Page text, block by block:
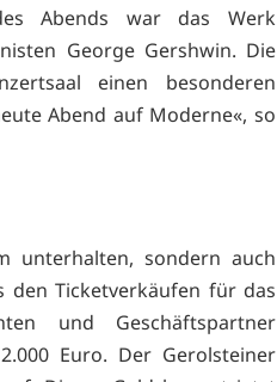
Abends war das Werk
George Gershwin. Die
einen besonderen
Abend auf Moderne«, so
unterhalten, sondern auch
den Ticketverkäufen für das
und Geschäftspartner
Euro. Der Gerolsteiner